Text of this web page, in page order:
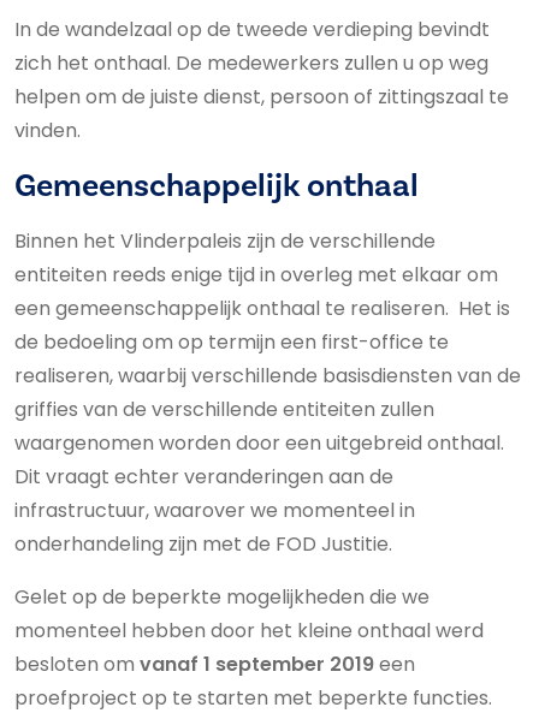
In de wandelzaal op de tweede verdieping bevindt
zich het onthaal. De medewerkers zullen u op weg
helpen om de juiste dienst, persoon of zittingszaal te
vinden.
Gemeenschappelijk onthaal
Binnen het Vlinderpaleis zijn de verschillende
entiteiten reeds enige tijd in overleg met elkaar om
een gemeenschappelijk onthaal te realiseren. Het is
de bedoeling om op termijn een first-office te
realiseren, waarbij verschillende basisdiensten van de
griffies van de verschillende entiteiten zullen
waargenomen worden door een uitgebreid onthaal.
Dit vraagt echter veranderingen aan de
infrastructuur, waarover we momenteel in
onderhandeling zijn met de FOD Justitie.
Gelet op de beperkte mogelijkheden die we
momenteel hebben door het kleine onthaal werd
besloten om vanaf 1 september 2019een
proefproject op te starten met beperkte functies.